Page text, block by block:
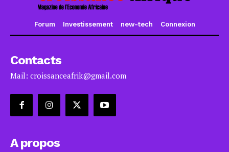
Forum Investissement new-tech Connexion
Contacts
Mail: croissanceafrik@gmail.com
A propos